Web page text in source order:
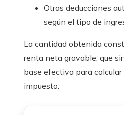
Otras deducciones
según el tipo de
La cantidad obtenida
renta neta gravable, que
base efectiva para calcular
impuesto.